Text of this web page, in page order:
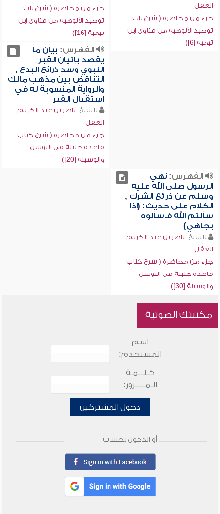
العقل
جزء من محاضرة ( شرح باب
توحيد الألوهية من فتاوى ابن
تيمية [6])
جزء من محاضرة ( شرح باب
توحيد الألوهية من فتاوى ابن
تيمية [16])
الفهرس: بيان ما
يقصد بإتيان القبر
النبوي وسد ذرائع البدع ,
التناقض بين مذهب مالك
والرواية المنسوبة له في
استقبال القبر
للشيخ: ناصر بن عبد الكريم
العقل
جزء من محاضرة ( شرح كتاب
قاعدة جليلة في التوسل
والوسيلة [20])
الفهرس:نهي
الرسول صلى الله عليه
وسلم عن ذرائع الشرك ,
الكلام على حديث: (إذا
سألتم الله فاسألوه
بجاهي)
للشيخ: ناصر بن عبد الكريم
العقل
جزء من محاضرة ( شرح كتاب
قاعدة جليلة في التوسل
والوسيلة [30])
مكتبتك الصوتية
اسم
المستخدم:
كـلـــمـة
الـمـــــرور:
دخول المشتركين
أو الدخول بحساب